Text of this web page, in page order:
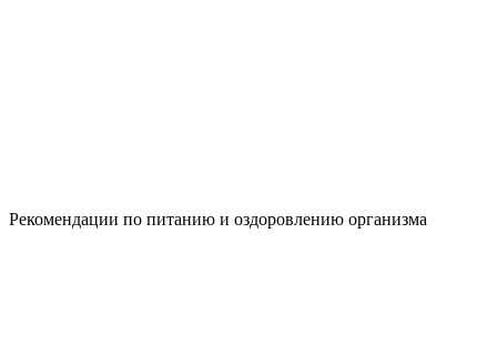
Рекомендации по питанию и оздоровлению организма